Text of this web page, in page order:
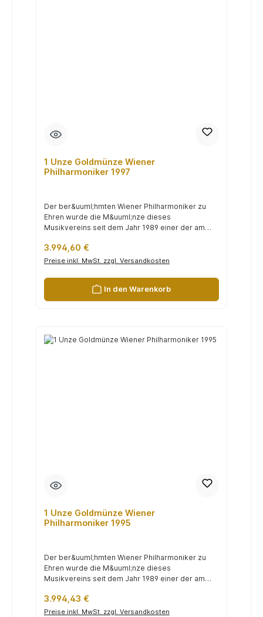
1 Unze Goldmünze Wiener
Philharmoniker 1997
Der ber&uuml;hmten Wiener Philharmoniker zu
Ehren wurde die M&uuml;nze dieses
Musikvereins seit dem Jahr 1989 einer der am
Regulärer Preis:
3.994,60 €
Preise inkl. MwSt. zzgl. Versandkosten
In den Warenkorb
1 Unze Goldmünze Wiener
Philharmoniker 1995
Der ber&uuml;hmten Wiener Philharmoniker zu
Ehren wurde die M&uuml;nze dieses
Musikvereins seit dem Jahr 1989 einer der am
Regulärer Preis:
3.994,43 €
Preise inkl. MwSt. zzgl. Versandkosten